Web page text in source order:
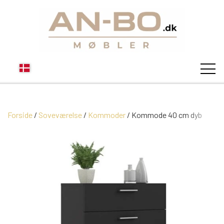
STUEN
SOFA
MODUL SOFAER
MODUL SOFA DALLAS
SOFABORDE
SPISESTUEN
VITRINER
SOVEVÆRELSE
Forside Soveværelse Kommoder Kommode 40 cm dyb